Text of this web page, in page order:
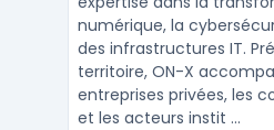
numérique, la
des infrastructures IT.
territoire, ON-X
entreprises privées, les
et les acteurs instit ...